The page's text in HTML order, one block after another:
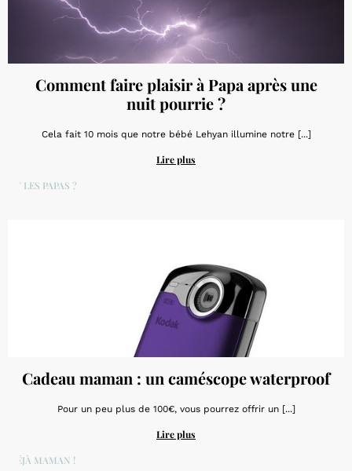
Comment faire plaisir à Papa après une
nuit pourrie ?
Cela fait 10 mois que notre bébé Lehyan illumine notre [...]
Lire plus
ET LES PAPAS ?
Cadeau maman : un caméscope waterproof
Pour un peu plus de 100€, vous pourrez offrir un [...]
Lire plus
DÉJÀ MAMAN !